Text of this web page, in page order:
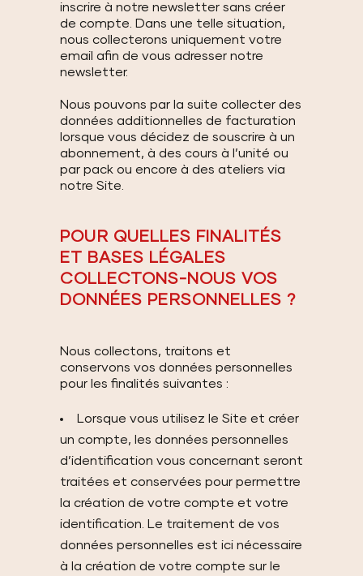
inscrire à notre newsletter sans créer
de compte. Dans une telle situation,
nous collecterons uniquement votre
email afin de vous adresser notre
newsletter.
Nous pouvons par la suite collecter des
données additionnelles de facturation
lorsque vous décidez de souscrire à un
abonnement, à des cours à l’unité ou
par pack ou encore à des ateliers via
notre Site.
POUR QUELLES FINALITÉS
ET BASES LÉGALES
COLLECTONS-NOUS VOS
DONNÉES PERSONNELLES ?
Nous collectons, traitons et
conservons vos données personnelles
pour les finalités suivantes :
Lorsque vous utilisez le Site et créer
un compte, les données personnelles
d’identification vous concernant seront
traitées et conservées pour permettre
la création de votre compte et votre
identification. Le traitement de vos
données personnelles est ici nécessaire
à la création de votre compte sur le